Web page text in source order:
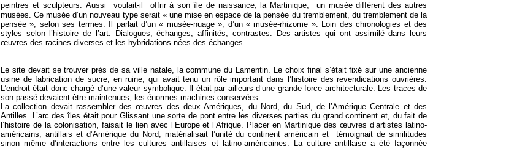
peintres et sculpteurs. Aussi voulait-il offrir à son île de naissance, la Martinique, un musée différent des autres
musées. Ce musée d’un nouveau type serait « une mise en espace de la pensée du tremblement, du tremblement de la
pensée », selon ses termes. Il parlait d’un « musée-nuage », d’un « musée-rhizome ». Loin des chronologies et des
styles selon l’histoire de l’art. Dialogues, échanges, affinités, contrastes. Des artistes qui ont assimilé dans leurs
œuvres des racines diverses et les hybridations nées des échanges.
Le site devait se trouver près de sa ville natale, la commune du Lamentin. Le choix final s’était fixé sur une ancienne
usine de fabrication de sucre, en ruine, qui avait tenu un rôle important dans l’histoire des revendications ouvrières.
L’endroit était donc chargé d’une valeur symbolique. Il était par ailleurs d’une grande force architecturale. Les traces de
son passé devaient être maintenues, les énormes machines conservées.
La collection devait rassembler des œuvres des deux Amériques, du Nord, du Sud, de l’Amérique Centrale et des
Antilles. L’arc des îles était pour Glissant une sorte de pont entre les diverses parties du grand continent et, du fait de
l’histoire de la colonisation, faisait le lien avec l’Europe et l’Afrique. Placer en Martinique des œuvres d’artistes latino-
américains, antillais et d’Amérique du Nord, matérialisait l’unité du continent américain et témoignait de similitudes
sinon même d’interactions entre les cultures antillaises et latino-américaines. La culture antillaise a été façonnée